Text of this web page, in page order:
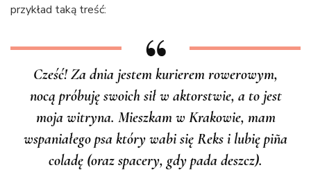
przykład taką treść:
Cześć! Za dnia jestem kurierem rowerowym,
nocą próbuję swoich sił w aktorstwie, a to jest
moja witryna. Mieszkam w Krakowie, mam
wspaniałego psa który wabi się Reks i lubię piña
coladę (oraz spacery, gdy pada deszcz).